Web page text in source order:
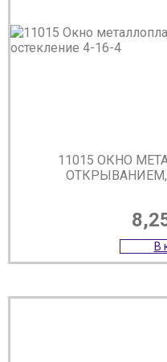
11015 ОКНО
ОТКРЫВАНИЕМ,
В